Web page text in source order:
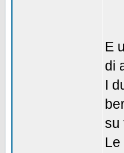
E
di
I
su
Le